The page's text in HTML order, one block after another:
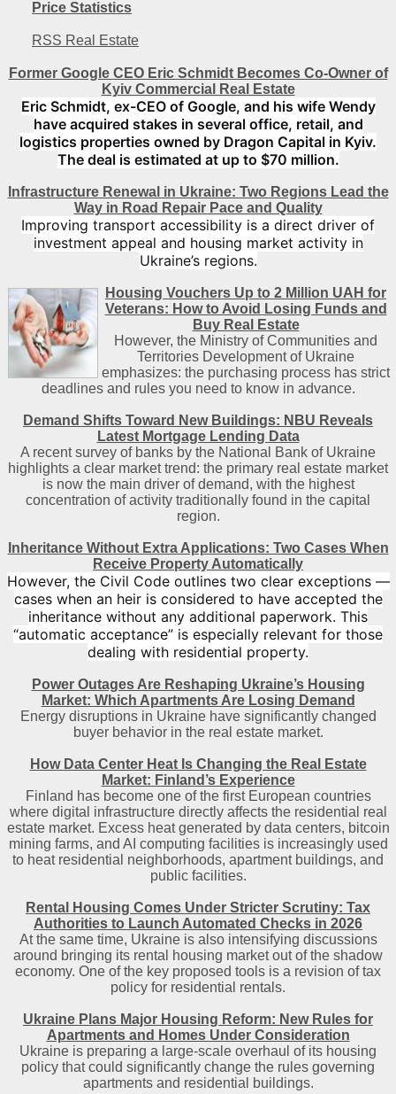
Price Statistics
RSS Real Estate
Former Google CEO Eric Schmidt Becomes Co-Owner of
Kyiv Commercial Real Estate
Eric Schmidt, ex-CEO of Google, and his wife Wendy
have acquired stakes in several office, retail, and
logistics properties owned by Dragon Capital in Kyiv.
The deal is estimated at up to $70 million.
Infrastructure Renewal in Ukraine: Two Regions Lead the
Way in Road Repair Pace and Quality
Improving transport accessibility is a direct driver of
investment appeal and housing market activity in
Ukraine’s regions.
Housing Vouchers Up to 2 Million UAH for
Veterans: How to Avoid Losing Funds and
Buy Real Estate
However, the Ministry of Communities and
Territories Development of Ukraine
emphasizes: the purchasing process has strict
deadlines and rules you need to know in advance.
Demand Shifts Toward New Buildings: NBU Reveals
Latest Mortgage Lending Data
A recent survey of banks by the National Bank of Ukraine
highlights a clear market trend: the primary real estate market
is now the main driver of demand, with the highest
concentration of activity traditionally found in the capital
region.
Inheritance Without Extra Applications: Two Cases When
Receive Property Automatically
However, the Civil Code outlines two clear exceptions —
cases when an heir is considered to have accepted the
inheritance without any additional paperwork. This
“automatic acceptance” is especially relevant for those
dealing with residential property.
Power Outages Are Reshaping Ukraine’s Housing
Market: Which Apartments Are Losing Demand
Energy disruptions in Ukraine have significantly changed
buyer behavior in the real estate market.
How Data Center Heat Is Changing the Real Estate
Market: Finland’s Experience
Finland has become one of the first European countries
where digital infrastructure directly affects the residential real
estate market. Excess heat generated by data centers, bitcoin
mining farms, and AI computing facilities is increasingly used
to heat residential neighborhoods, apartment buildings, and
public facilities.
Rental Housing Comes Under Stricter Scrutiny: Tax
Authorities to Launch Automated Checks in 2026
At the same time, Ukraine is also intensifying discussions
around bringing its rental housing market out of the shadow
economy. One of the key proposed tools is a revision of tax
policy for residential rentals.
Ukraine Plans Major Housing Reform: New Rules for
Apartments and Homes Under Consideration
Ukraine is preparing a large-scale overhaul of its housing
policy that could significantly change the rules governing
apartments and residential buildings.